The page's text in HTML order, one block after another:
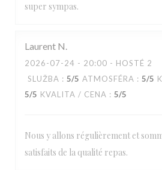
super sympas.
Laurent N
2026-07-24 - 20:00 - HOSTÉ 2
SLUŽBA : 5/5 ATMOSFÉRA : 5/5
5/5 KVALITA / CENA : 5/5
Nous y allons régulièrement et
satisfaits de la qualité repas.